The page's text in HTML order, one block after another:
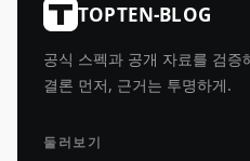
TOPTEN-BLOG
공식 스펙과 공개 자료를 검증
결론 먼저, 근거는 투명하게.
둘러보기